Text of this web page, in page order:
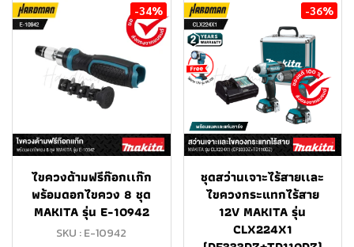
-34%
ไขควงด้ามฟรีก๊อกเเก๊ก
พร้อมดอกไขควง 8 ชุด
MAKITA รุ่น E-10942
SKU : E-10942
-36%
ชุดสว่านเจาะไร้สายเเละ
ไขควงกระแทกไร้สาย
12V MAKITA รุ่น
CLX224X1